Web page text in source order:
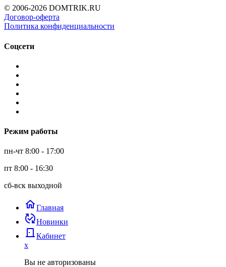
© 2006-2026 DOMTRIK.RU
Договор-оферта
Политика конфиденциальности
Соцсети
Режим работы
пн-чт 8:00 - 17:00
пт 8:00 - 16:30
сб-вск выходной
homeГлавная
published_with_changesНовинки
door_back Кабинет
x
Вы не авторизованы